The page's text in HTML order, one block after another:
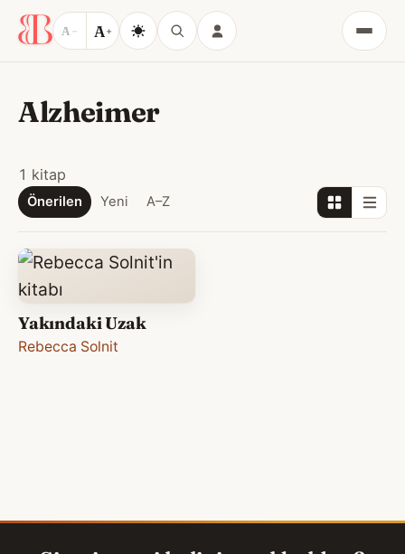
A − A+
Menü
Alzheimer
1 kitap
Önerilen Yeni A–Z
Yakındaki Uzak
Rebecca Solnit